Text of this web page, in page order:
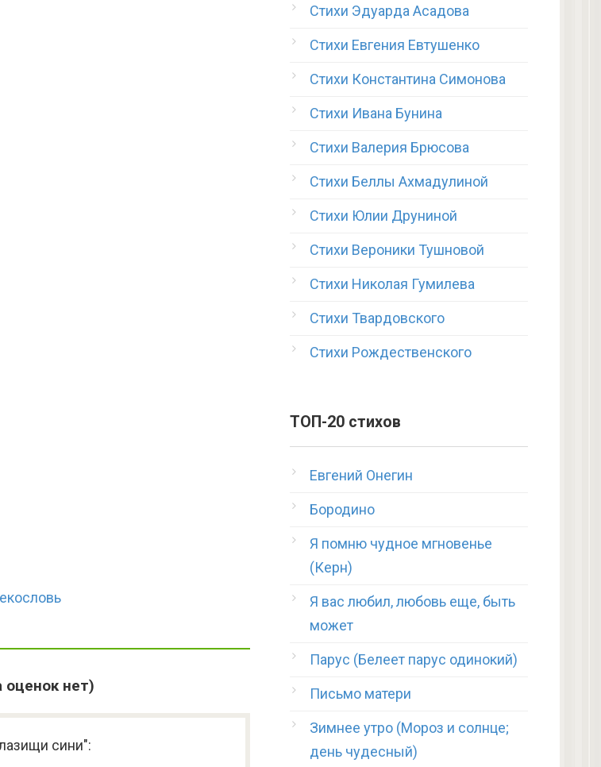
оценок нет)
сини":
Стихи Эдуарда Асадова
Стихи Евгения Евтушенко
Стихи Константина Симонова
Стихи Ивана Бунина
Стихи Валерия Брюсова
Стихи Беллы Ахмадулиной
Стихи Юлии Друниной
Стихи Вероники Тушновой
Стихи Николая Гумилева
Стихи Твардовского
Стихи Рождественского
ТОП-20 стихов
Евгений Онегин
Бородино
Я помню чудное мгновенье
(Керн)
Я вас любил, любовь еще, быть
может
Парус (Белеет парус одинокий)
Письмо матери
Зимнее утро (Мороз и солнце;
день чудесный)